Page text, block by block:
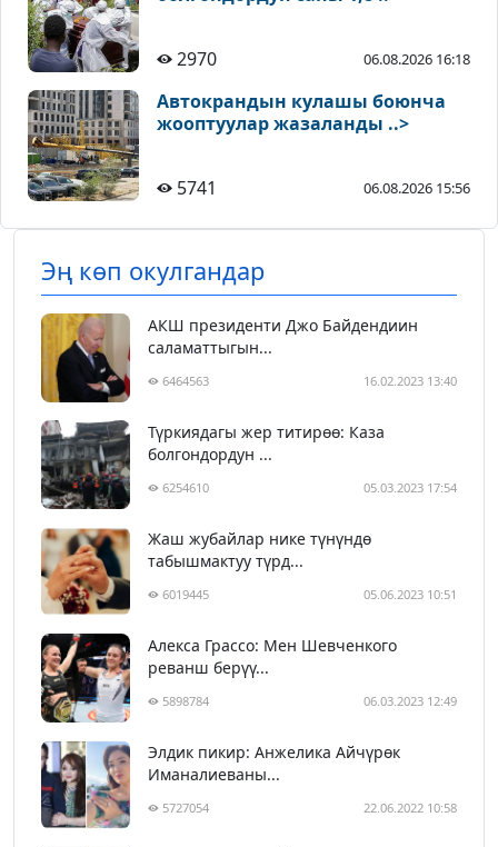
2970 06.08.2026 16:18
Автокрандын кулашы боюнча
жооптуулар жазаланды ..>
5741 06.08.2026 15:56
Эң көп окулгандар
АКШ президенти Джо Байдендиин
саламаттыгын...
6464563 16.02.2023 13:40
Түркиядагы жер титирөө: Каза
болгондордун ...
6254610 05.03.2023 17:54
Жаш жубайлар нике түнүндө
табышмактуу түрд...
6019445 05.06.2023 10:51
Алекса Грассо: Мен Шевченкого
реванш берүү...
5898784 06.03.2023 12:49
Элдик пикир: Анжелика Айчүрөк
Иманалиеваны...
5727054 22.06.2022 10:58